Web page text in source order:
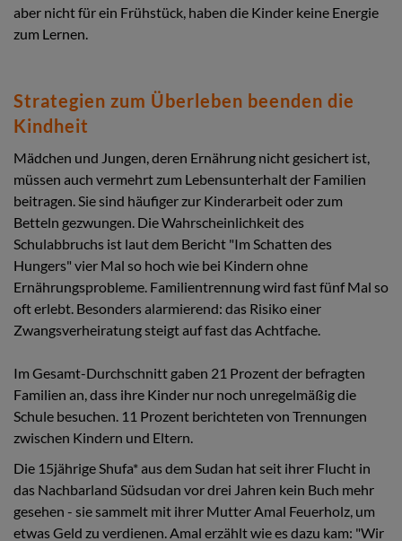
aber nicht für ein Frühstück, haben die Kinder keine Energie
zum Lernen.
Strategien zum Überleben beenden die
Kindheit
Mädchen und Jungen, deren Ernährung nicht gesichert ist,
müssen auch vermehrt zum Lebensunterhalt der Familien
beitragen. Sie sind häufiger zur Kinderarbeit oder zum
Betteln gezwungen. Die Wahrscheinlichkeit des
Schulabbruchs ist laut dem Bericht "Im Schatten des
Hungers" vier Mal so hoch wie bei Kindern ohne
Ernährungsprobleme. Familientrennung wird fast fünf Mal so
oft erlebt. Besonders alarmierend: das Risiko einer
Zwangsverheiratung steigt auf fast das Achtfache.
Im Gesamt-Durchschnitt gaben 21 Prozent der befragten
Familien an, dass ihre Kinder nur noch unregelmäßig die
Schule besuchen. 11 Prozent berichteten von Trennungen
zwischen Kindern und Eltern.
Die 15jährige Shufa* aus dem Sudan hat seit ihrer Flucht in
das Nachbarland Südsudan vor drei Jahren kein Buch mehr
gesehen - sie sammelt mit ihrer Mutter Amal Feuerholz, um
etwas Geld zu verdienen. Amal erzählt wie es dazu kam: "Wir